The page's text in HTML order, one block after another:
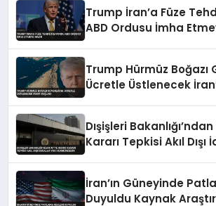
Trump İran’a Füze
ABD Ordusu İmha
Trump Hürmüz Boğazı
Ücretle Üstlenecek
Dışişleri Bakanlığı’ndan
Kararı Tepkisi Akıl
İran’ın Güneyinde
Duyuldu Kaynak